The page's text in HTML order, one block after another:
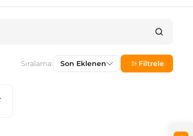
Sıralama: Son Eklenen Filtrele